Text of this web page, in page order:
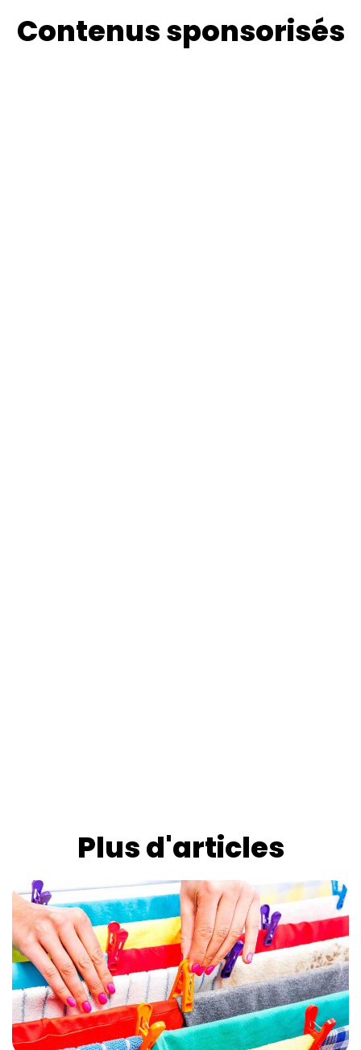
Contenus sponsorisés
Plus d'articles